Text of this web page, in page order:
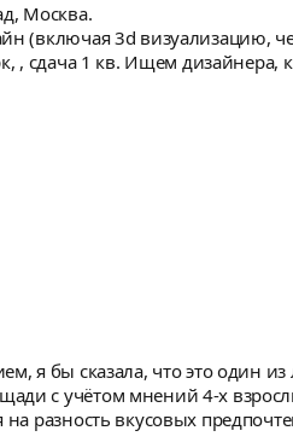
Москва.
и комплектация квартиры в 77
важно. 3 кмн.квартира, 2
классика. Начало
я бы сказала, что это один
с учётом мнений 4-х
разность вкусовых